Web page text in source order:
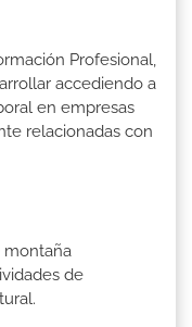
Profesional,
accediendo a
en empresas
relacionadas con
montaña
de